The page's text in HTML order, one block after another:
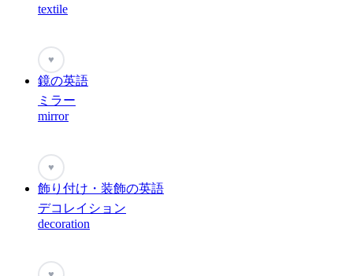
textile
♥
鏡の英語
ミラー
mirror
♥
飾り付け・装飾の英語
デコレイション
decoration